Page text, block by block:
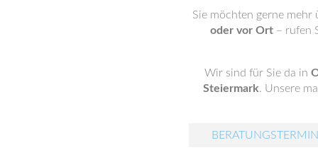
Sie möchten gerne mehr
oder vor Ort – rufen
Wir sind für Sie da in
Steiermark. Unsere